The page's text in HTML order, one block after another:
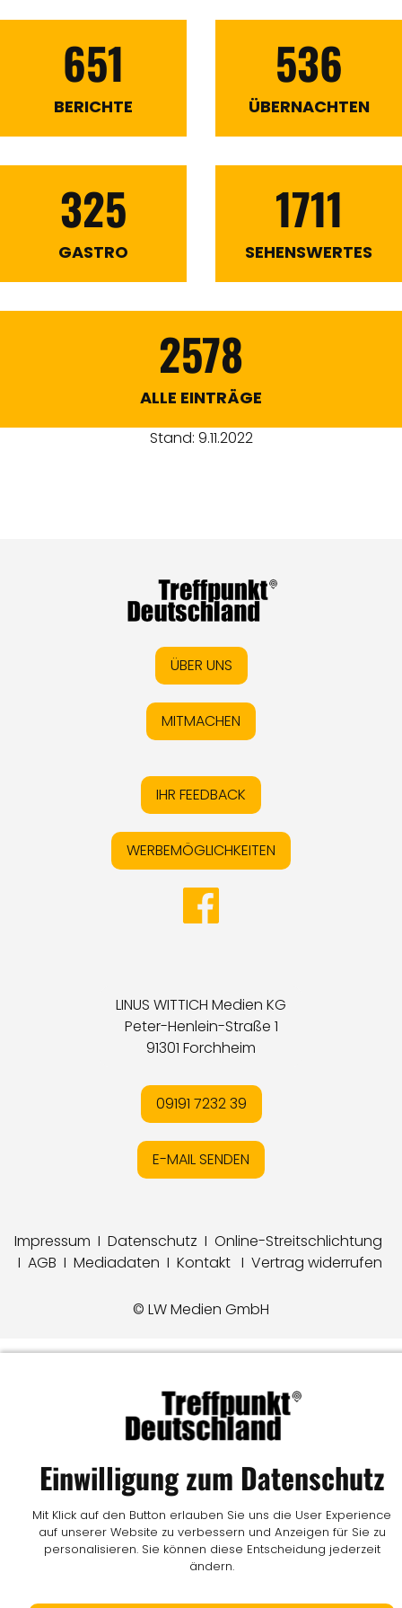
651
BERICHTE
536
ÜBERNACHTEN
325
GASTRO
1711
SEHENSWERTES
2578
ALLE EINTRÄGE
Stand: 9.11.2022
ÜBER UNS
MITMACHEN
IHR FEEDBACK
WERBEMÖGLICHKEITEN
LINUS WITTICH Medien KG
Peter-Henlein-Straße 1
91301 Forchheim
09191 7232 39
E-MAIL SENDEN
Impressum I Datenschutz I Online-Streitschlichtung
I AGB I Mediadaten I Kontakt I Vertrag widerrufen
© LW Medien GmbH
Einwilligung zum Datenschutz
Mit Klick auf den Button erlauben Sie uns die User Experience
auf unserer Website zu verbessern und Anzeigen für Sie zu
personalisieren. Sie können diese Entscheidung jederzeit
ändern.